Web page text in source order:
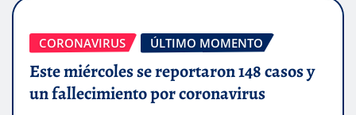
CORONAVIRUS ÚLTIMO MOMENTO
Este miércoles se reportaron 148 casos y
un fallecimiento por coronavirus